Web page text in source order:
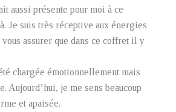
aussi présente pour moi à ce
Je suis très réceptive aux énergies
vous assurer que dans ce coffret il y
chargée émotionnellement mais
Aujourd’hui, je me sens beaucoup
et apaisée.